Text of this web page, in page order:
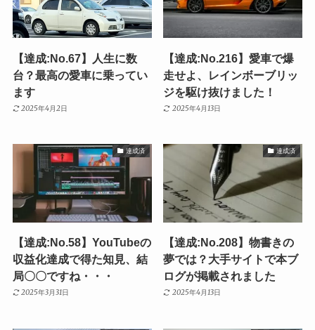
【達成:No.67】人生に数
台？最高の愛車に乗ってい
ます
2025年4月2日
【達成:No.216】愛車で爆
走せよ、レインボーブリッ
ジを駆け抜けました！
2025年4月13日
達成済
【達成:No.58】YouTubeの
収益化達成で得た知見、結
局〇〇ですね・・・
2025年3月31日
達成済
【達成:No.208】物書きの
夢では？大手サイトで本ブ
ログが掲載されました
2025年4月13日